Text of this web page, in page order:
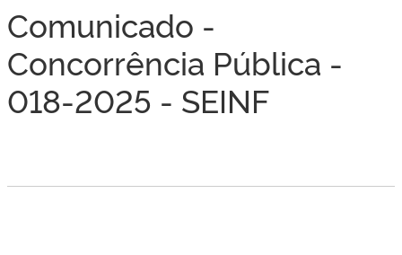
Comunicado -
Concorrência Pública -
018-2025 - SEINF